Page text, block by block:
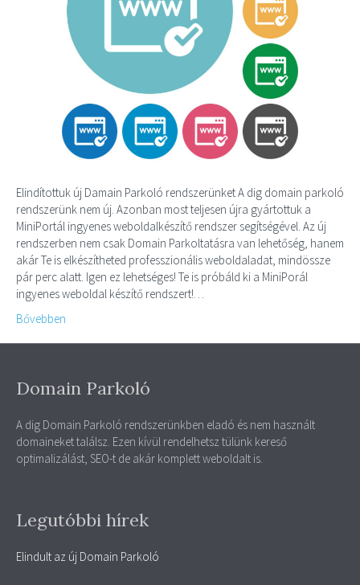
Elindítottuk új Damain Parkoló rendszerünket A dig domain parkoló
rendszerünk nem új. Azonban most teljesen újra gyártottuk a
MiniPortál ingyenes weboldalkészítő rendszer segítségével. Az új
rendszerben nem csak Domain Parkoltatásra van lehetőség, hanem
akár Te is elkészítheted professzionális weboldaladat, mindössze
pár perc alatt. Igen ez lehetséges! Te is próbáld ki a MiniPorál
ingyenes weboldal készítő rendszert!…
Bővebben
Domain Parkoló
A dig Domain Parkoló rendszerünkben eladó és nem használt
domaineket találsz. Ezen kívül rendelhetsz tülünk kereső
optimalizálást, SEO-t de akár komplett weboldalt is.
Legutóbbi hírek
Elindult az új Domain Parkoló